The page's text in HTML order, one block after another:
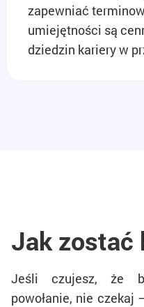
zapewniać
umiejętności są
dziedzin kariery w
Jak zostać
Jeśli czujesz, że
powołanie, nie czekaj